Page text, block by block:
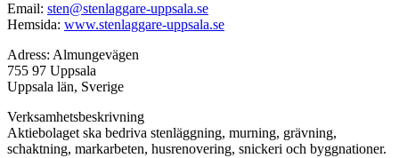
Email: sten@stenlaggare-uppsala.se
Hemsida: www.stenlaggare-uppsala.se
Adress: Almungevägen
755 97 Uppsala
Uppsala län, Sverige
Verksamhetsbeskrivning
Aktiebolaget ska bedriva stenläggning, murning, grävning,
schaktning, markarbeten, husrenovering, snickeri och byggnationer.